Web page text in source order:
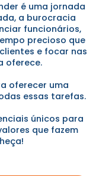
é uma jornada
a burocracia
funcionários,
precioso que
e focar nas
oferece.
oferecer uma
essas tarefas.
únicos para
que fazem